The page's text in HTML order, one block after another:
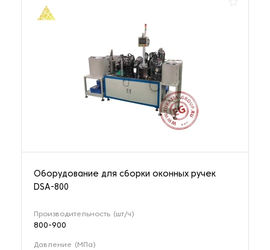
Оборудование для сборки оконных ручек
DSA-800
Производительность (шт/ч)
800-900
Давление (МПа)